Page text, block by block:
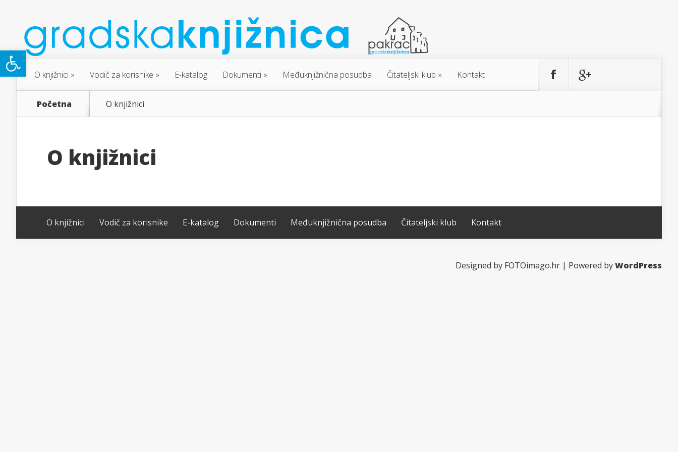
Open toolbar
O knjižnici Vodič za korisnike E-katalog Dokumenti Međuknjižnična posudba Čitateljski klub Kontakt
Početna O knjižnici
O knjižnici
O knjižnici Vodič za korisnike E-katalog Dokumenti Međuknjižnična posudba Čitateljski klub Kontakt
Designed by FOTOimago.hr | Powered byWordPress